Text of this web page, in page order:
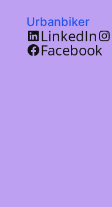
Urbanbiker
LinkedIn
Facebook